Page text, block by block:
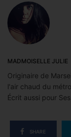
MADMOISELLE JULIE
Originaire de
l'air chaud du
Écrit aussi pour
SHARE